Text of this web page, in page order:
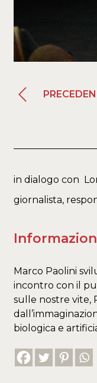
in dialogo con
giornalista,
Marco Paolini
incontro con il
sulle nostre vite,
biologica e